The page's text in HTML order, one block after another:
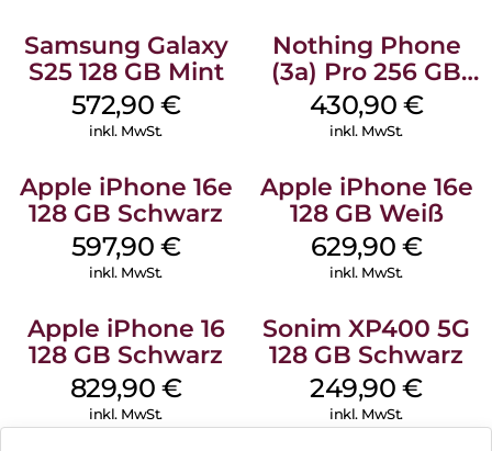
Samsung Galaxy
S25 128 GB Mint
572,90 €
inkl. MwSt.
Nothing Phone
(3a) Pro 256 GB
Grey
430,90 €
inkl. MwSt.
Apple iPhone 16e
128 GB Schwarz
597,90 €
inkl. MwSt.
Apple iPhone 16e
128 GB Weiß
629,90 €
inkl. MwSt.
Apple iPhone 16
128 GB Schwarz
829,90 €
inkl. MwSt.
Sonim XP400 5G
128 GB Schwarz
249,90€
inkl. MwSt.